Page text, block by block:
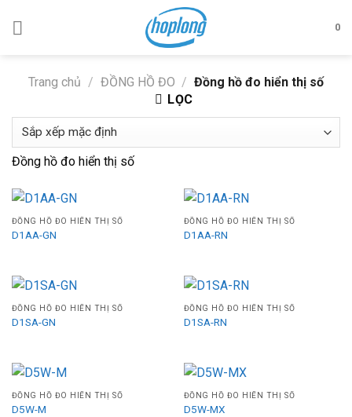
0
Trang chủ / ĐỒNG HỒ ĐO / Đồng hồ đo hiển thị số
LỌC
Đồng hồ đo hiển thị số
ĐỒNG HỒ ĐO HIỂN THỊ SỐ
D1AA-GN
ĐỒNG HỒ ĐO HIỂN THỊ SỐ
D1AA-RN
ĐỒNG HỒ ĐO HIỂN THỊ SỐ
D1SA-GN
ĐỒNG HỒ ĐO HIỂN THỊ SỐ
D1SA-RN
ĐỒNG HỒ ĐO HIỂN THỊ SỐ
D5W-M
ĐỒNG HỒ ĐO HIỂN THỊ SỐ
D5W-MX